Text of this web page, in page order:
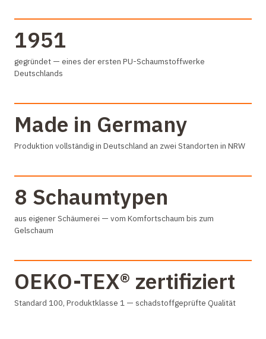
1951
gegründet — eines der ersten PU-Schaumstoffwerke
Deutschlands
Made in Germany
Produktion vollständig in Deutschland an zwei Standorten in NRW
8 Schaumtypen
aus eigener Schäumerei — vom Komfortschaum bis zum
Gelschaum
OEKO-TEX® zertifiziert
Standard 100, Produktklasse 1 — schadstoffgeprüfte Qualität